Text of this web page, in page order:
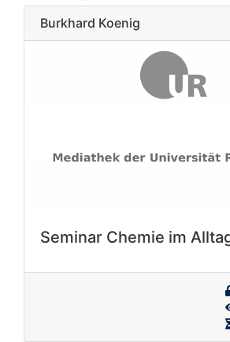
Burkhard Koenig
Seminar Chemie im